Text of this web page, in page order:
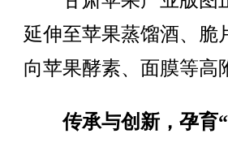
延伸至苹果蒸馏酒、脆
向苹果酵素、面膜等高
传承与创新，孕育